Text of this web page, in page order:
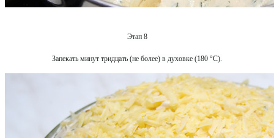
Этап 8
Запекать минут тридцать (не более) в духовке (180 °С).